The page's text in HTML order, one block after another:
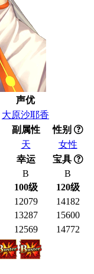
声优
大原沙耶香
副属性
性别
天
女性
幸运
宝具
B
B
100级
120级
12079
14182
13287
15600
12569
14772